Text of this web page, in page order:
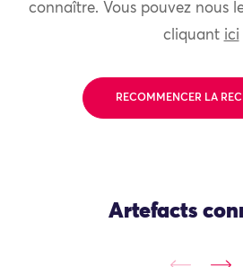
connaître. Vous pouvez nous
cliquant ici
RECOMMENCER LA
Artefacts